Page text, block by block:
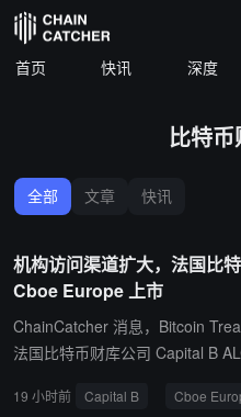
首页 快讯 深度
比特币
全部 文章 快讯
机构访问渠道扩大，法国比
Cboe Europe 上市
ChainCatcher 消息，Bitcoin
法国比特币财库公司 Capital B
的访问渠道。
19 小时前 Capital B Cboe